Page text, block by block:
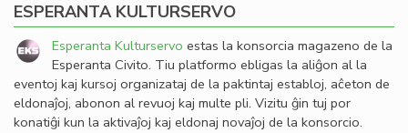
ESPERANTA KULTURSERVO
Esperanta Kulturservo estas la konsorcia magazeno de la
Esperanta Civito. Tiu platformo ebligas la aliĝon al la
eventoj kaj kursoj organizataj de la paktintaj establoj, aĉeton de
eldonaĵoj, abonon al revuoj kaj multe pli. Vizitu ĝin tuj por
konatiĝi kun la aktivaĵoj kaj eldonaj novaĵoj de la konsorcio.